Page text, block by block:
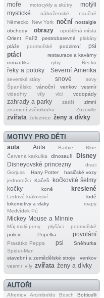
moře
motocykly a skútry
motýli
mystické
náboženské
naučné
Německo
New York noční nostalgie
obchody
obrazy
opuštěná místa
Orient
Paříž pestrobarevné
plakáty
pláže
podmořské podzimní
psi
ptáci
restaurace a kavárny
romantika
ryby Řecko
řeky a potoky Severní Amerika
severské státy snové
sovy
Španělsko
vánoční venkov
vesmír
videohry
víly vlci vodopády
zahrady a parky zátiší
zimní
znamení zvěrokruhu
Zozoville
zvířata železnice ženy a dívky
MOTIVY PRO DĚTI
auta Auta Barbie
Blue
Červená karkulka
dinosauři
Disney
Disneyovské princezny
draci
Gorjuss
Harry Potter
hasičské vozy
jednorožci
Kačeři
kočkovité šelmy
kočky
koně kreslené
Ledové království
lodě
lokomotivy a vlaky
mapy
Medvídek Pú
Mickey Mouse a Minnie
Můj malý pony plyšáci
podmořské
policie
Popelka povolání
Prasátko Peppa psi
Sněhurka
Spider‐Man
stavební a zemědělské stroje
venkov
vesmír víly zvířata ženy a dívky
AUTOŘI
Afremov Arcimboldo Bosch
Botticelli